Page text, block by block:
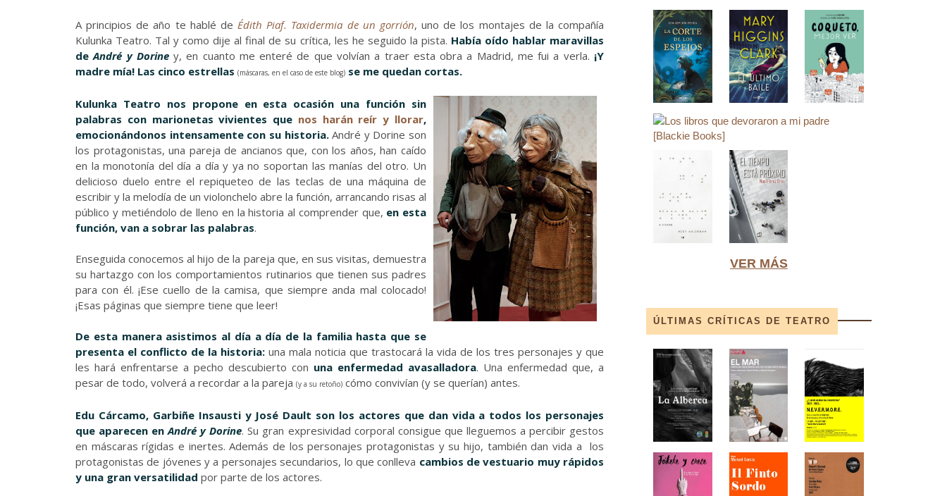
A principios de año te hablé deÉdith Piaf. Taxidermia de un gorrión, uno de los montajes de la compañía
Kulunka Teatro. Tal y como dije al final de su crítica, les he seguido la pista. Había oído hablar maravillas
deAndré y Doriney, en cuanto me enteré de que volvían a traer esta obra a Madrid, me fui a verla. ¡Y
madre mía! Las cinco estrellas (máscaras, en el caso de este blog) se me quedan cortas.
Kulunka Teatro nos propone en esta ocasión una función sin
palabras con marionetas vivientes que nos harán reír y llorar,
emocionándonos intensamente con su historia.André y Dorine son
los protagonistas, una pareja de ancianos que, con los años, han caído
en la monotonía del día a día y ya no soportan las manías del otro. Un
delicioso duelo entre el repiqueteo de las teclas de una máquina de
escribir y la melodía de un violonchelo abre la función, arrancando risas al
público y metiéndolo de lleno en la historia al comprender que, en esta
función, van a sobrar las palabras.
Enseguida conocemos al hijo de la pareja que, en sus visitas, demuestra
su hartazgo con los comportamientos rutinarios que tienen sus padres
para con él. ¡Ese cuello de la camisa, que siempre anda mal colocado!
¡Esas páginas que siempre tiene que leer!
De esta manera asistimos al día a día de la familia hasta que se
presenta el conflicto de la historia: una mala noticia que trastocará la vida de los tres personajes y que
les hará enfrentarse a pecho descubierto con una enfermedad avasalladora. Una enfermedad que, a
pesar de todo, volverá a recordar a la pareja (y a su retoño) cómo convivían (y se querían) antes.
Edu Cárcamo, Garbiñe Insausti y José Dault son los actores que dan vida a todos los personajes
que aparecen enAndré y Dorine. Su gran expresividad corporal consigue que lleguemos a percibir gestos
en máscaras rígidas e inertes. Además de los personajes protagonistas y su hijo, también dan vida a los
protagonistas de jóvenes y a personajes secundarios, lo que conlleva cambios de vestuario muy rápidos
y una gran versatilidad por parte de los actores.
VER MÁS
ÚLTIMAS CRÍTICAS DE TEATRO